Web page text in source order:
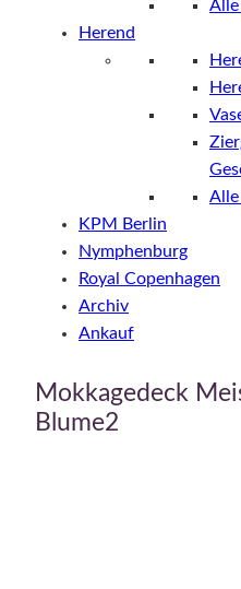
Herend
KPM Berlin
Nymphenburg
Royal Copenhagen
Archiv
Ankauf
Mokkagedeck
Blume2